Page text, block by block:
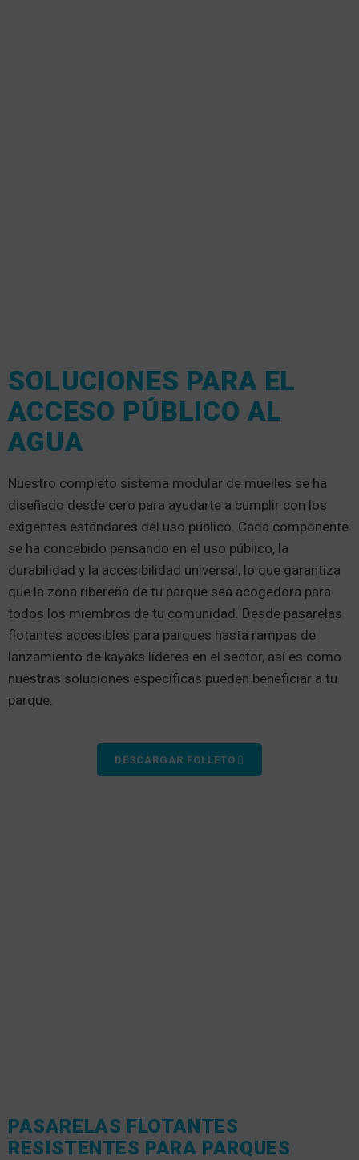
SOLUCIONES PARA EL
ACCESO PÚBLICO AL
AGUA
Nuestro completo sistema modular de muelles se ha
diseñado desde cero para ayudarte a cumplir con los
exigentes estándares del uso público. Cada componente
se ha concebido pensando en el uso público, la
durabilidad y la accesibilidad universal, lo que garantiza
que la zona ribereña de tu parque sea acogedora para
todos los miembros de tu comunidad. Desde pasarelas
flotantes accesibles para parques hasta rampas de
lanzamiento de kayaks líderes en el sector, así es como
nuestras soluciones específicas pueden beneficiar a tu
parque.
DESCARGAR FOLLETO
PASARELAS FLOTANTES
RESISTENTES PARA PARQUES